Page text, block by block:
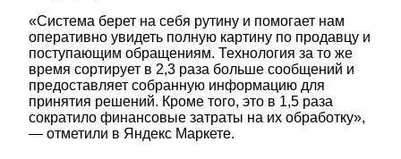
«Система берет на себя рутину и помогает нам
оперативно увидеть полную картину по продавцу и
поступающим обращениям. Технология за то же
время сортирует в 2,3 раза больше сообщений и
предоставляет собранную информацию для
принятия решений. Кроме того, это в 1,5 раза
сократило финансовые затраты на их обработку»,
— отметили в Яндекс Маркете.